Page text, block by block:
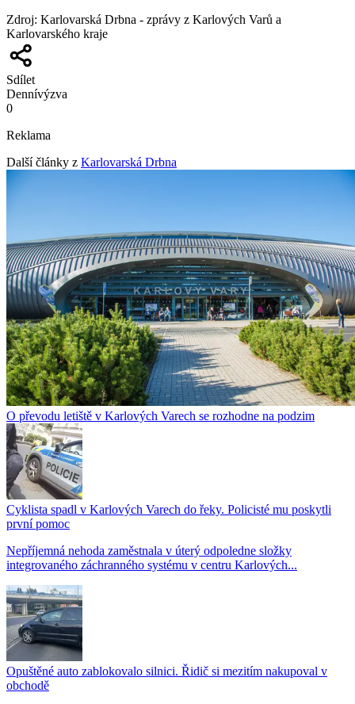
Zdroj: Karlovarská Drbna - zprávy z Karlových Varů a
Karlovarského kraje
Sdílet
Dennívýzva
0
Reklama
Další články z Karlovarská Drbna
O převodu letiště v Karlových Varech se rozhodne na podzim
Cyklista spadl v Karlových Varech do řeky. Policisté mu poskytli
první pomoc
Nepříjemná nehoda zaměstnala v úterý odpoledne složky
integrovaného záchranného systému v centru Karlových...
Opuštěné auto zablokovalo silnici. Řidič si mezitím nakupoval v
obchodě